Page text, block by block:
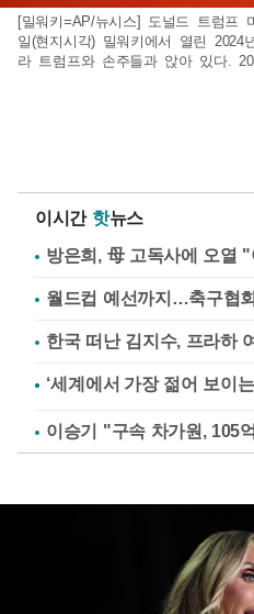
[밀워키=AP/뉴시스] 도널드 트럼프
일(현지시각) 밀워키에서 열린
라 트럼프와 손주들과 앉아 있다.
이시간 핫뉴스
방은희, 母 고독사에 오열
월드컵 예선까지…축구협
한국 떠난 김지수, 프라하
이승기 "구속 차가원, 105